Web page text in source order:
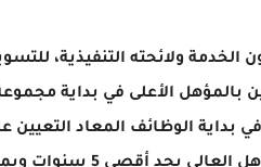
بالمؤهل الأعلى في بداية
بداية الوظائف المعاد